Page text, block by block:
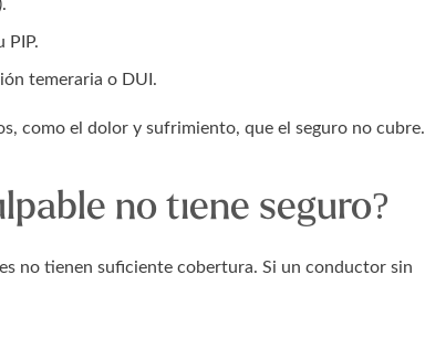
PIP.
temeraria o DUI.
como el dolor y sufrimiento, que el seguro no cubre.
no tiene seguro?
no tienen suficiente cobertura. Si un conductor sin